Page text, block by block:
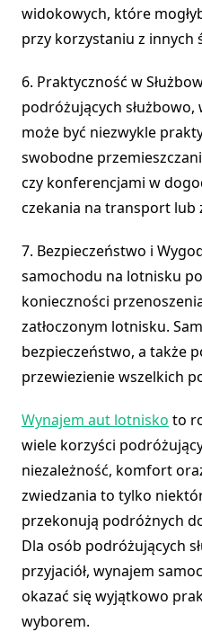
widokowych, które
przy korzystaniu z
6. Praktyczność w
podróżujących
może być niezwykle
swobodne
czy konferencjami w
czekania na transport lub
7. Bezpieczeństwo i
samochodu na lotnisku
konieczności
zatłoczonym lotnisku.
bezpieczeństwo, a także
przewiezienie wszelkich
Wynajem aut lotnisko to
wiele korzyści
niezależność, komfort
zwiedzania to tylko
przekonują podróżnych
Dla osób podróżujących
przyjaciół, wynajem
okazać się wyjątkowo
wyborem.